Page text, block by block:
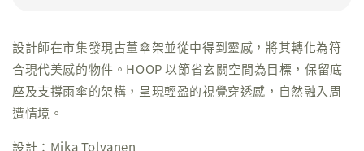
設計師在市集發現古董傘架並從中得到靈感，將其轉化為符
合現代美感的物件。HOOP 以節省玄關空間為目標，保留底
座及支撐雨傘的架構，呈現輕盈的視覺穿透感，自然融入周
遭情境。
設計：Mika Tolvanen